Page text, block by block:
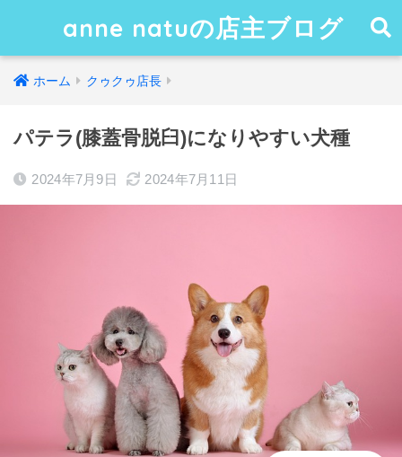
anne natuの店主ブログ
ホーム クゥクゥ店長
パテラ(膝蓋骨脱臼)になりやすい犬種
2024年7月9日 2024年7月11日